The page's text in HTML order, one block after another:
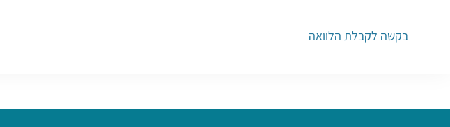
בקשה לקבלת הלוואה